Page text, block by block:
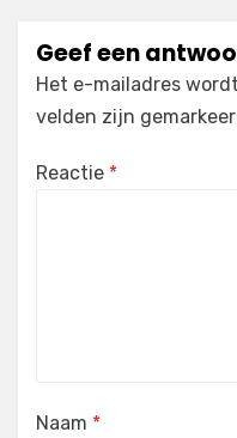
Geef een
Het e-mailadres
velden zijn
Reactie *
Naam *